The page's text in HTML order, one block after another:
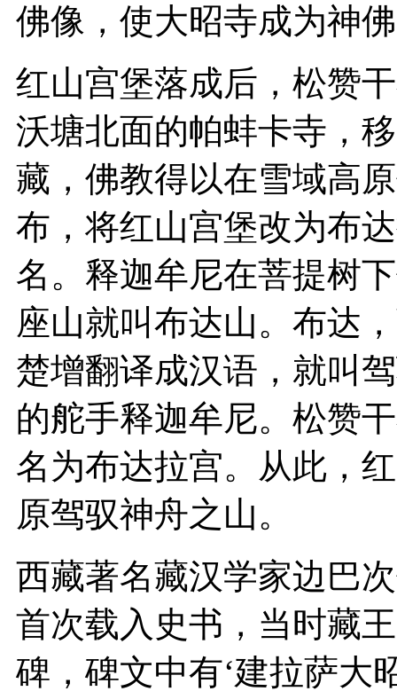
佛像，使大昭寺成为神
红山宫堡落成后，松赞
沃塘北面的帕蚌卡寺，
藏，佛教得以在雪域高
布，将红山宫堡改为布
名。释迦牟尼在菩提树
座山就叫布达山。布达
楚增翻译成汉语，就叫
的舵手释迦牟尼。松赞
名为布达拉宫。从此，
原驾驭神舟之山。
西藏著名藏汉学家边巴
首次载入史书，当时藏
碑，碑文中有‘建拉萨大